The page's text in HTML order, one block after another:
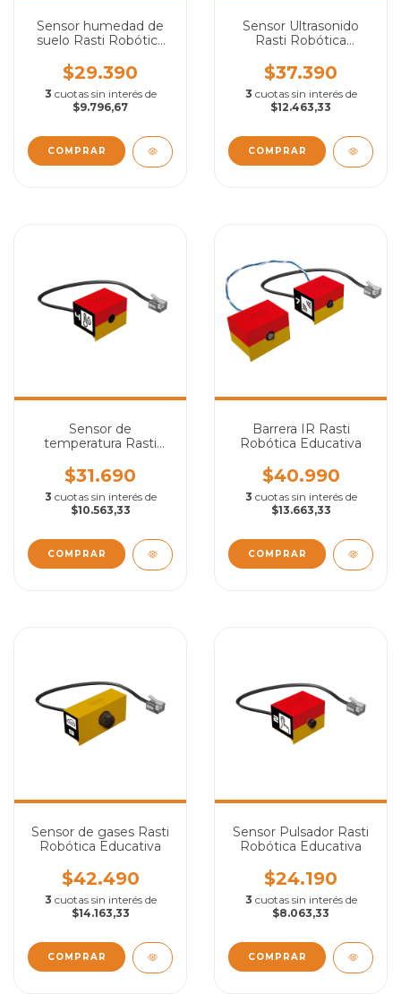
Sensor humedad de
suelo Rasti Robótica
$29.390
3 cuotas sin interés de
$9.796,67
Sensor Ultrasonido
Rasti Robótica
$37.390
3 cuotas sin interés de
$12.463,33
Sensor de
temperatura Rasti
$31.690
3 cuotas sin interés de
$10.563,33
Barrera IR Rasti
Robótica Educativa
$40.990
3 cuotas sin interés de
$13.663,33
Sensor de gases Rasti
Robótica Educativa
$42.490
3 cuotas sin interés de
$14.163,33
Sensor Pulsador Rasti
Robótica Educativa
$24.190
3 cuotas sin interés de
$8.063,33